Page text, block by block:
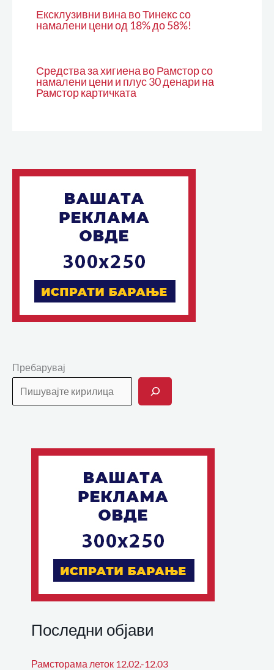
Ексклузивни вина во Тинекс со
намалени цени од 18% до 58%!
Средства за хигиена во Рамстор со
намалени цени и плус 30 денари на
Рамстор картичката
Пребарувај
Последни објави
Рамсторама леток 12.02.-12.03